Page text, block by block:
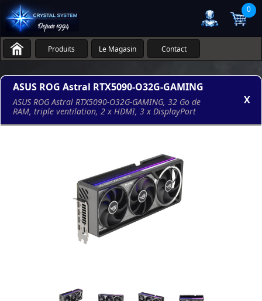
0
Produits Le Magasin Contact
ASUS ROG Astral RTX5090-O32G-GAMING
ASUS ROG Astral RTX5090-O32G-GAMING, 32 Go de
RAM, triple ventilation, 2 x HDMI, 3 x DisplayPort
X